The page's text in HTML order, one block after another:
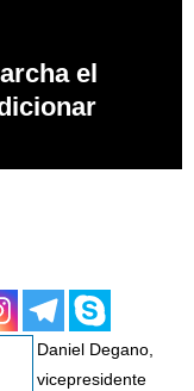
el
Daniel Degano,
vicepresidente